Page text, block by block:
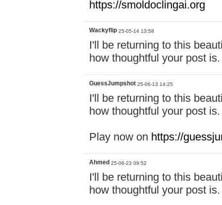
https://smoldoclingai.org
Wackyflip 25-05-14 13:58
I'll be returning to this
how thoughtful your post
GuessJumpshot 25-06-13 14:25
I'll be returning to this
how thoughtful your post is.
Play now on https://
Ahmed 25-06-23 09:52
I'll be returning to this
how thoughtful your post